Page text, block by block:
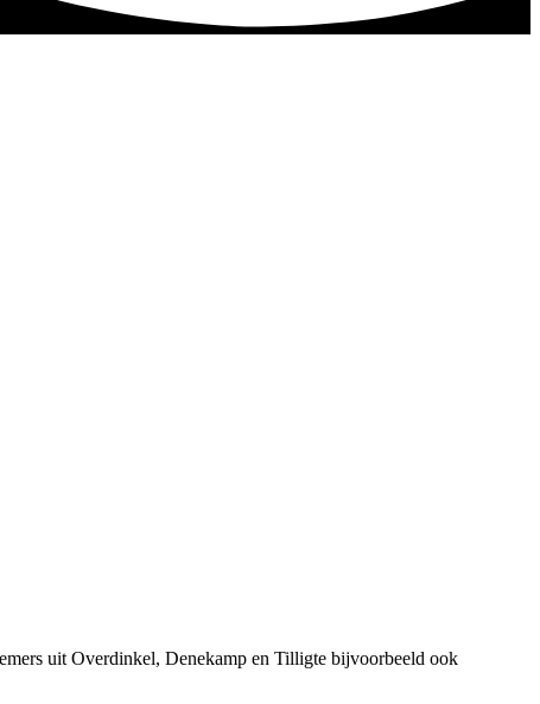
uit Overdinkel, Denekamp en Tilligte bijvoorbeeld ook